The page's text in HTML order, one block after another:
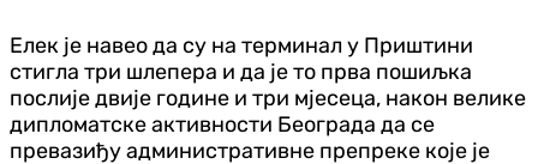
Елек је навео да су на терминал у Приштини
стигла три шлепера и да је то прва пошиљка
послије двије године и три мјесеца, након велике
дипломатске активности Београда да се
превазиђу административне препреке које је